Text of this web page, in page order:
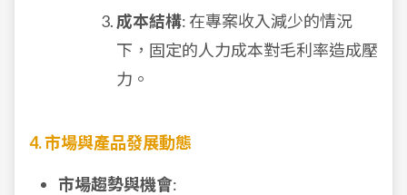
成本結構: 在專案收入減少的情況
下，固定的人力成本對毛利率造成壓
力。
4. 市場與產品發展動態
市場趨勢與機會: